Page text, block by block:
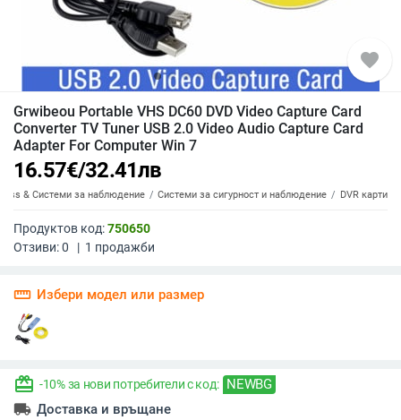
favorite
Grwibeou Portable VHS DC60 DVD Video Capture Card
Converter TV Tuner USB 2.0 Video Audio Capture Card
Adapter For Computer Win 7
16.57€/32.41лв
& Системи за наблюдение Системи за сигурност и наблюдение DVR карти
Продуктов код:750650
Отзиви:0 | 1 продажби
straighten Избери модел или размер
redeem -10% за нови потребители с код: NEWBG
local_shipping Доставка и връщане